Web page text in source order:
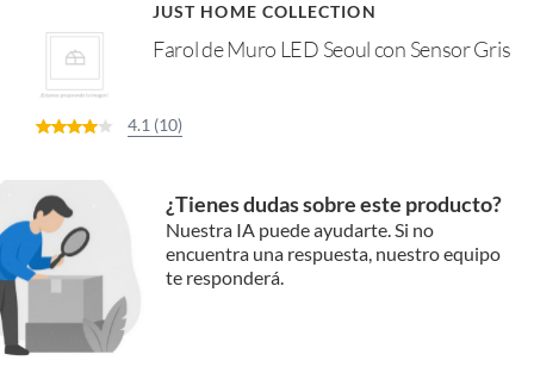
JUST HOME COLLECTION
Farol de Muro LED Seoul con Sensor Gris
4.1 (10)
¿Tienes dudas sobre este producto?
Nuestra IA puede ayudarte. Si no
encuentra una respuesta, nuestro equipo
te responderá.